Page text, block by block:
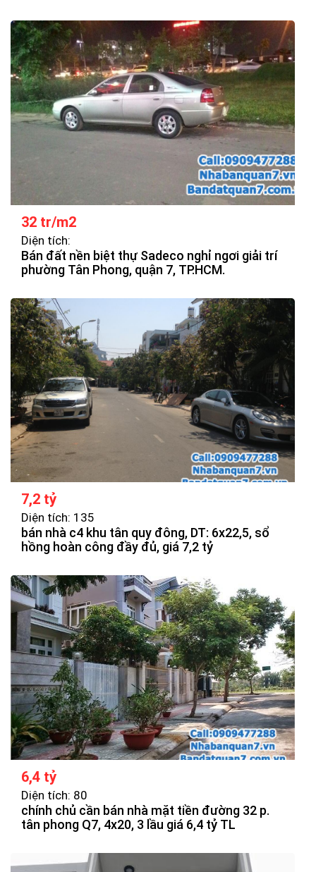
32 tr/m2
Diện tích:
Bán đất nền biệt thự Sadeco nghỉ ngơi giải trí
phường Tân Phong, quận 7, TP.HCM.
7,2 tỷ
Diện tích: 135
bán nhà c4 khu tân quy đông, DT: 6x22,5, sổ
hồng hoàn công đầy đủ, giá 7,2 tỷ
6,4 tỷ
Diện tích: 80
chính chủ cần bán nhà mặt tiền đường 32 p.
tân phong Q7, 4x20, 3 lầu giá 6,4 tỷ TL